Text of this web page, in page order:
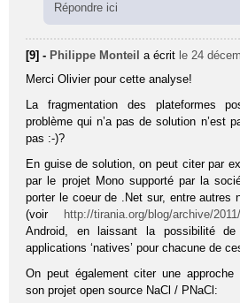
Répondre ici
[9] - Philippe Monteil a écrit le 24
Merci Olivier pour cette analyse!
La fragmentation des plateformes
problème qui n’a pas de solution n’est
pas :-)?
En guise de solution, on peut citer par
par le projet Mono supporté par la
porter le coeur de .Net sur, entre autres
(voir
http://tirania.org/blog/archive/
Android, en laissant la possibilité
applications ‘natives’ pour chacune de
On peut également citer une approche
son projet open source NaCl / PNaCl: